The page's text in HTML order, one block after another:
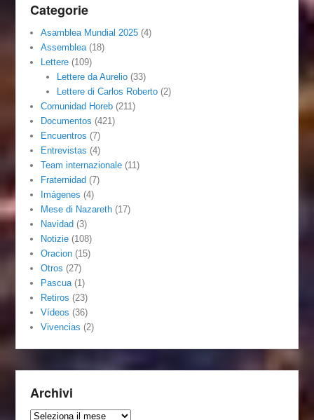
Categorie
Asamblea Mundial 2025 (4)
Assemblea(18)
Lettere (109)
Lettere da Aurelio(33)
Lettere di Carlos Roberto(2)
Comunidad Horeb (211)
Documentos (421)
Encuentros (7)
Entrevistas (4)
Team internazionale (11)
Fraternidad (7)
Imágenes (4)
Mese di Nazareth (17)
Navidad (3)
Notizie (108)
Oracion (15)
Otros (27)
Pascua(1)
Retiros (23)
Vídeos (36)
Vivencias (2)
Archivi
Archivi